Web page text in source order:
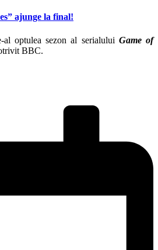
ajunge la final!
optulea sezon al serialului Game of
BBC.